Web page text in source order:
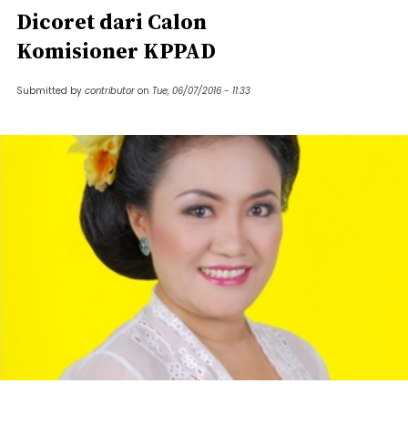
Dicoret dari Calon
Komisioner KPPAD
Submitted by contributor on Tue, 06/07/2016 - 11:33